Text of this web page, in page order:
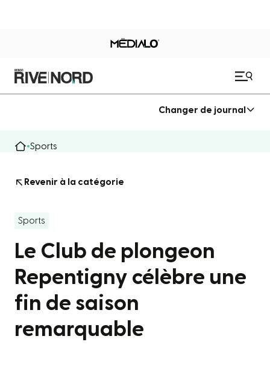
Changer de journal
Sports
Revenir à la catégorie
Sports
Le Club de plongeon
Repentigny célèbre une
fin de saison
remarquable